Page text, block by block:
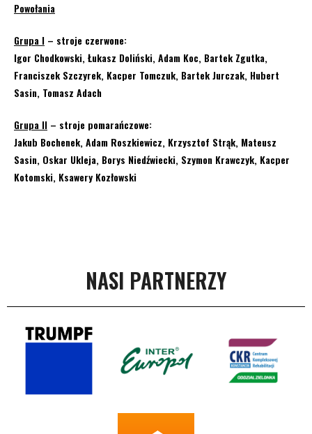
Powołania
Grupa I – stroje czerwone:
Igor Chodkowski, Łukasz Doliński, Adam Koc, Bartek Zgutka,
Franciszek Szczyrek, Kacper Tomczuk, Bartek Jurczak, Hubert
Sasin, Tomasz Adach
Grupa II – stroje pomarańczowe:
Jakub Bochenek, Adam Roszkiewicz, Krzysztof Strąk, Mateusz
Sasin, Oskar Ukleja, Borys Niedźwiecki, Szymon Krawczyk, Kacper
Kotomski, Ksawery Kozłowski
NASI PARTNERZY